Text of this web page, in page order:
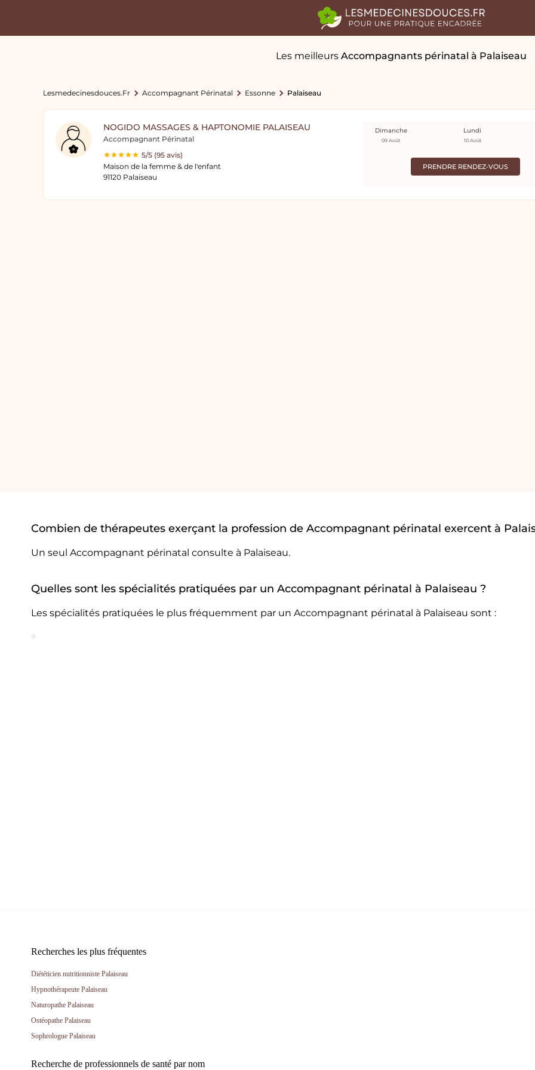
Les meilleurs Accompagnants périnatal à Palaiseau
Lesmedecinesdouces.fr Accompagnant Périnatal Essonne Palaiseau
NOGIDO MASSAGES & HAPTONOMIE PALAISEAU
Accompagnant Périnatal
5/5 (95 avis)
Maison de la femme & de l'enfant
91120 Palaiseau
PRENDRE RENDEZ-VOUS
Dimanche
09 Août
Lundi
10 Août
Combien de thérapeutes exerçant la profession de Accompagnant périnatal exercent à
Un seul Accompagnant périnatal consulte à Palaiseau.
Quelles sont les spécialités pratiquées par un Accompagnant périnatal à Palaiseau ?
Les spécialités pratiquées le plus fréquemment par un Accompagnant périnatal à Palaiseau sont :
Recherches les plus fréquentes
Diététicien nutritionniste Palaiseau
Hypnothérapeute Palaiseau
Naturopathe Palaiseau
Ostéopathe Palaiseau
Sophrologue Palaiseau
Recherche de professionnels de santé par nom